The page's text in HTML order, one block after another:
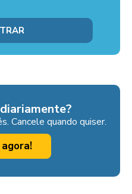
Cancele quando quiser.